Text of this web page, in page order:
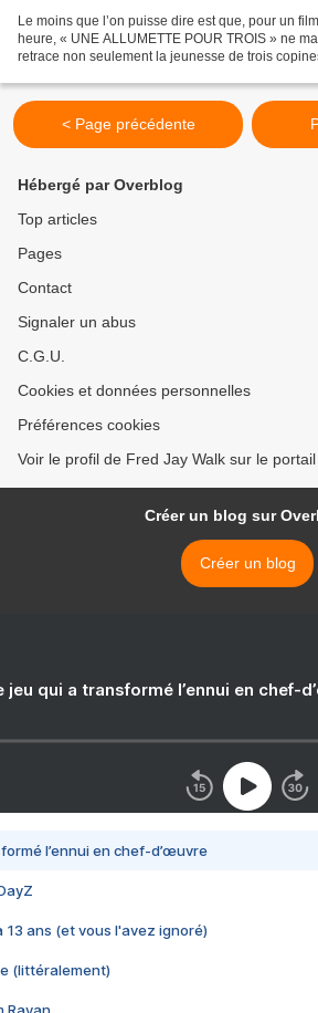
Le moins que l’on puisse dire est que, pour un
heure, « UNE ALLUMETTE POUR TROIS » ne
retrace non seulement la jeunesse de trois
< Page précédente
Hébergé par Overblog
Top articles
Pages
Contact
Signaler un abus
C.G.U.
Cookies et données personnelles
Préférences cookies
Voir le profil de Fred Jay Walk sur le
Créer un blog sur
Créer un blog
jeu qui a transformé l’ennui en chef-
l’ennui en chef-d’œuvre
13 ans (et vous l'avez ignoré)
(littéralement)